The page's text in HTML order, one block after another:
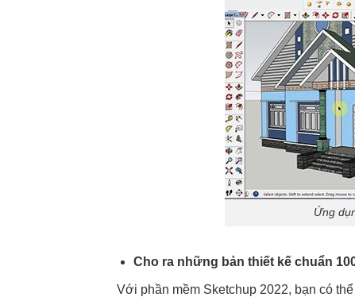
Ứng
Cho ra những bản thiết kế chuẩn
Với phần mềm Sketchup 2022, bạn có